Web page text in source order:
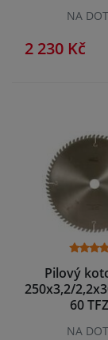
NA
2 230 Kč
Pilový
250x3,2/
60
NA